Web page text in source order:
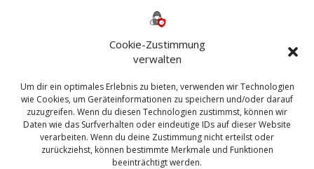
Cookie-Zustimmung
verwalten
Um dir ein optimales Erlebnis zu bieten, verwenden wir Technologien
wie Cookies, um Geräteinformationen zu speichern und/oder darauf
zuzugreifen. Wenn du diesen Technologien zustimmst, können wir
Daten wie das Surfverhalten oder eindeutige IDs auf dieser Website
verarbeiten. Wenn du deine Zustimmung nicht erteilst oder
zurückziehst, können bestimmte Merkmale und Funktionen
beeinträchtigt werden.
Bautagebuch
Exchange firewall Fritzbox
Microsoft
Sanierung SBS Security Server Sicherheit
Sicherung SIEM Sophos SSL Ubuntu
Update Upgrade UTM VCenter VCSA Veeam
VMWare VPN WAZUH Windows
Zertifikat